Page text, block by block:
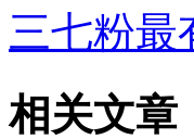
三七粉最
相关文章